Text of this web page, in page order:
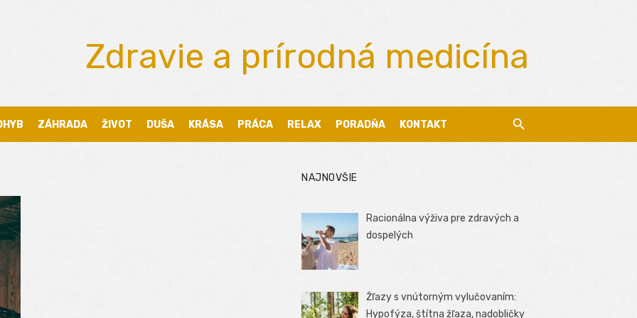
Zdravie a prírodná medicína
ZÁHRADA ŽIVOT DUŠA KRÁSA PRÁCA RELAX PORADŇA KONTAKT
NAJNOVŠIE
Racionálna výživa pre zdravých a
dospelých
Žľazy s vnútorným vylučovaním:
Hypofýza, štítna žľaza, nadobličky